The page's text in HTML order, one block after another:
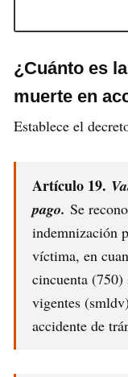
¿Cuánto es
muerte en
Establece el
Artículo 19.
pago. Se
indemnización
víctima, en
cincuenta
vigentes
accidente de